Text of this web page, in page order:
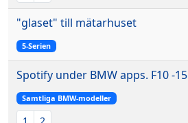
"glaset" till mätarhuset
5-Serien
Spotify under BMW apps. F10 -15
Samtliga BMW-modeller